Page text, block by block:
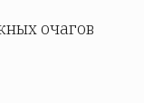
очагов